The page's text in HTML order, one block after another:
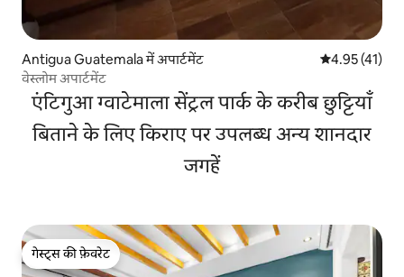
Antigua Guatemala में अपार्टमेंट औसत रेटिंग 5 में
4.95 (41)
वेस्लोम अपार्टमेंट
एंटिगुआ ग्वाटेमाला सेंट्रल पार्क के करीब छुट्टियाँ
बिताने के लिए किराए पर उपलब्ध अन्य शानदार
जगहें
गेस्ट्स की फ़ेवरेट
गेस्ट्स की फ़ेवरेट